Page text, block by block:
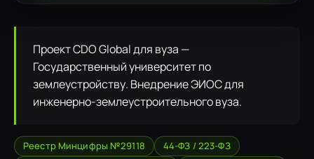
Проект CDO Global для вуза —
Государственный университет по
землеустройству. Внедрение ЭИОС для
инженерно-землеустроительного вуза.
Реестр Минцифры №29118
44-ФЗ / 223-ФЗ